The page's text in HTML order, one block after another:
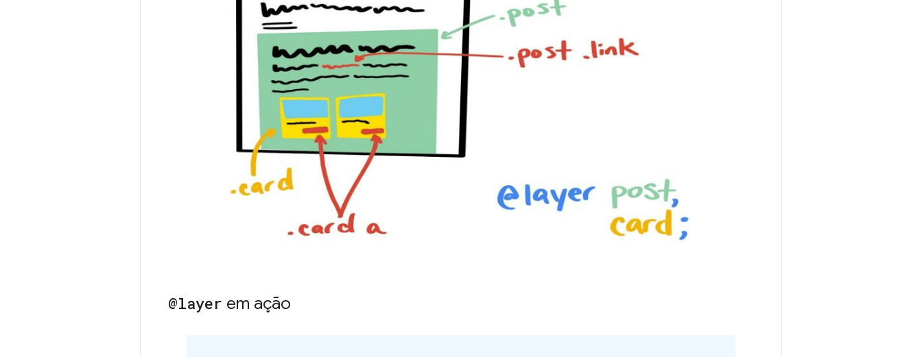
@layer em ação